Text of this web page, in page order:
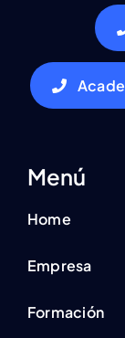
Menú
Home
Empresa
Formación